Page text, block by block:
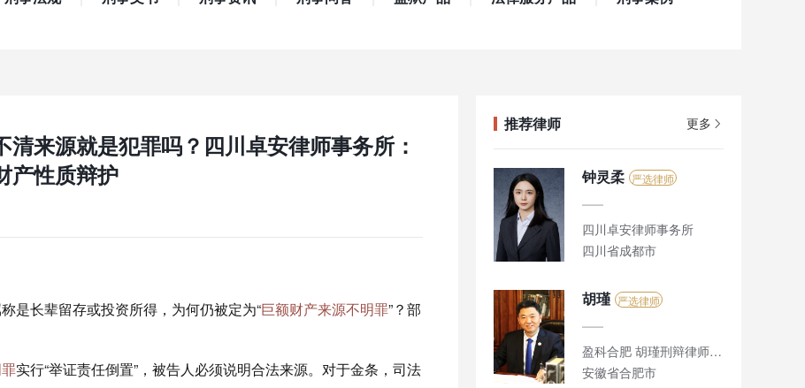
来源就是犯罪吗？四川卓安律师事务所：
产性质辩护
是长辈留存或投资所得，为何仍被定为“巨额财产来源不明罪”？部
实行“举证责任倒置”，被告人必须说明合法来源。对于金条，司法
推荐律师 更多
钟灵柔 严选律师
四川卓安律师事务所
四川省成都市
胡瑾 严选律师
盈科合肥 胡瑾刑辩律师团队
安徽省合肥市